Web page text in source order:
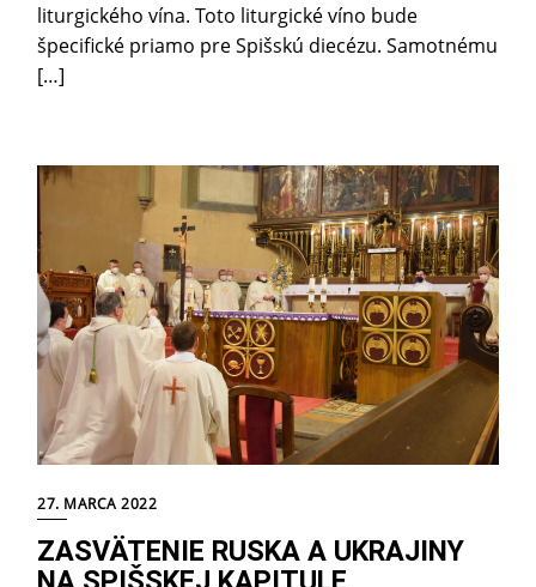
liturgického vína. Toto liturgické víno bude
špecifické priamo pre Spišskú diecézu. Samotnému
[…]
27. MARCA 2022
ZASVÄTENIE RUSKA A UKRAJINY